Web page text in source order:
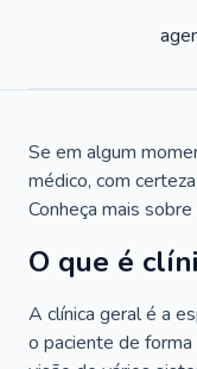
Se em algum
médico, com
Conheça mais
O que é
A clínica geral é a
o paciente de